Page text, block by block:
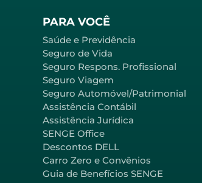
PARA VOCÊ
Saúde e Previdência
Seguro de Vida
Seguro Respons. Profissional
Seguro Viagem
Seguro Automóvel/Patrimonial
Assistência Contábil
Assistência Jurídica
SENGE Office
Descontos DELL
Carro Zero e Convênios
Guia de Benefícios SENGE